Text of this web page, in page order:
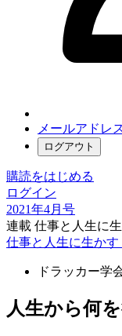
メールアドレ
ログアウト
購読をはじめる
ログイン
2021年4月号
連載 仕事と人生に
仕事と人生に生かす
ドラッカー学
人生から何